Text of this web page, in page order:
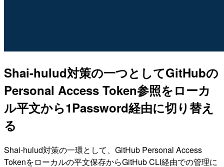
Shai-hulud対策の一つとしてGitHubの
Personal Access Token参照をローカ
ル平文から1Password経由に切り替え
る
Shai-hulud対策の一環として、GitHub Personal Access
Tokenをローカルの平文保存からGitHub CLI経由での管理に